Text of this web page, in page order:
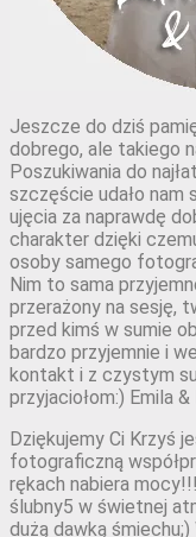
Jeszcze do dziś
dobrego, ale takiego
Poszukiwania do
szczęście udało nam
ujęcia za naprawdę
charakter dzięki
osoby samego
Nim to sama
przerażony na sesję,
przed kimś w sumie
bardzo przyjemnie i
kontakt i z czystym
przyjaciołom:) Emila
Dziękujemy Ci Krzyś
fotograficzną
rękach nabiera
ślubny5 w świetnej
dużą dawką